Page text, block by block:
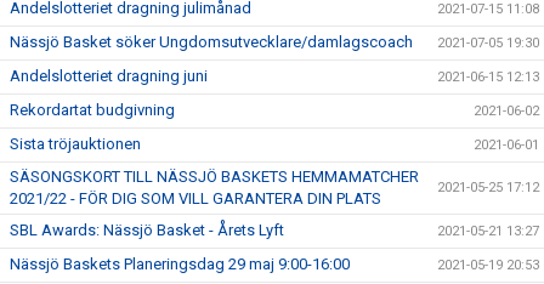
Andelslotteriet dragning julimånad 2021-07-15 11:08
Nässjö Basket söker Ungdomsutvecklare/damlagscoach 2021-07-05 19:30
Andelslotteriet dragning juni 2021-06-15 12:13
Rekordartat budgivning 2021-06-02
Sista tröjauktionen 2021-06-01
SÄSONGSKORT TILL NÄSSJÖ BASKETS HEMMAMATCHER
2021/22 - FÖR DIG SOM VILL GARANTERA DIN PLATS
2021-05-25 17:12
SBL Awards: Nässjö Basket - Årets Lyft 2021-05-21 13:27
Nässjö Baskets Planeringsdag 29 maj 9:00-16:00 2021-05-19 20:53